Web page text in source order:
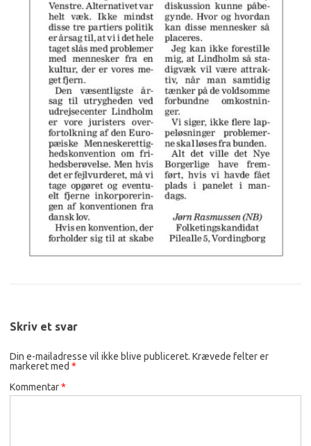
Skriv et svar
Din e-mailadresse vil ikke blive publiceret. Krævede felter er
markeret med *
Kommentar*